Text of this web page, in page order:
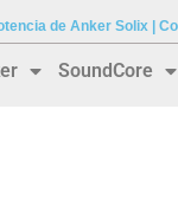
de Anker Solix |
SoundCore